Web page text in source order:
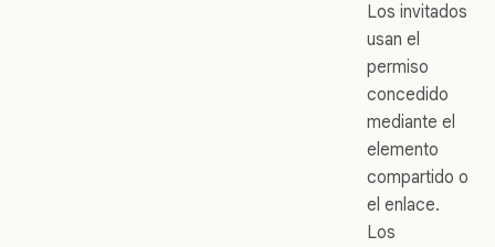
Los invitados
usan el
permiso
concedido
mediante el
elemento
compartido o
el enlace.
Los